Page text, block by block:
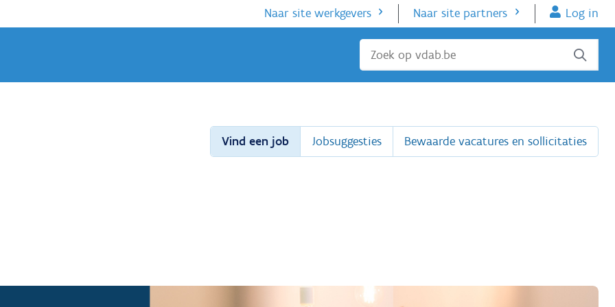
Naar site werkgevers Naar site partners Log in
Sluiten
Vind een job Jobsuggesties Bewaarde vacatures en sollicitaties